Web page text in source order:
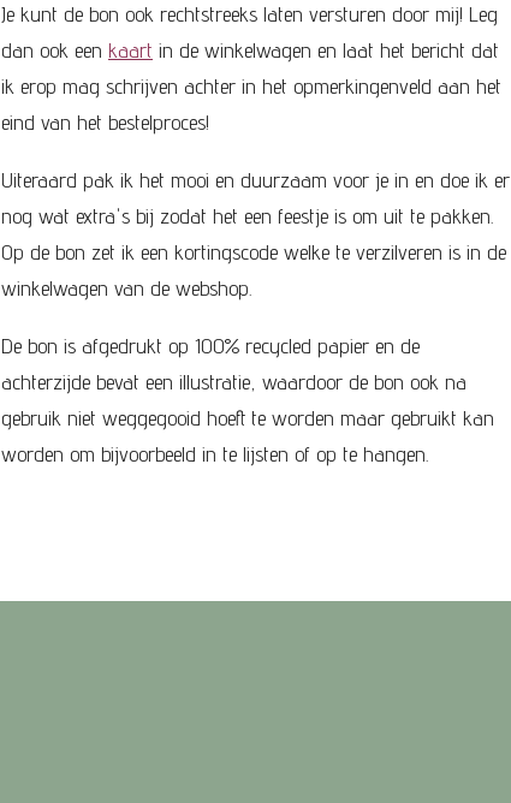
Je kunt de bon ook rechtstreeks laten versturen door mij! Leg
dan ook een kaart in de winkelwagen en laat het bericht dat
ik erop mag schrijven achter in het opmerkingenveld aan het
eind van het bestelproces!
Uiteraard pak ik het mooi en duurzaam voor je in en doe ik er
nog wat extra's bij zodat het een feestje is om uit te pakken.
Op de bon zet ik een kortingscode welke te verzilveren is in de
winkelwagen van de webshop.
De bon is afgedrukt op 100% recycled papier en de
achterzijde bevat een illustratie, waardoor de bon ook na
gebruik niet weggegooid hoeft te worden maar gebruikt kan
worden om bijvoorbeeld in te lijsten of op te hangen.